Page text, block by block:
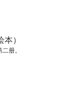
格特点
）
册。